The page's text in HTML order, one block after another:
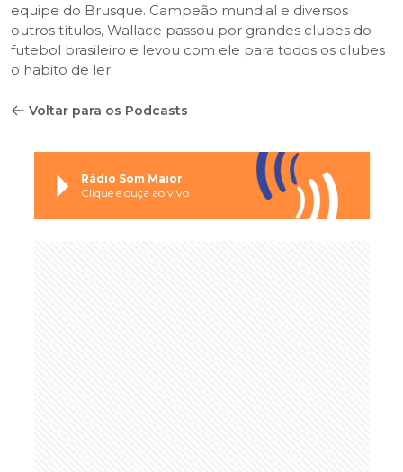
equipe do Brusque. Campeão mundial e diversos
outros títulos, Wallace passou por grandes clubes do
futebol brasileiro e levou com ele para todos os clubes
o habito de ler.
Voltar para os Podcasts
Rádio Som Maior
Clique e ouça ao vivo